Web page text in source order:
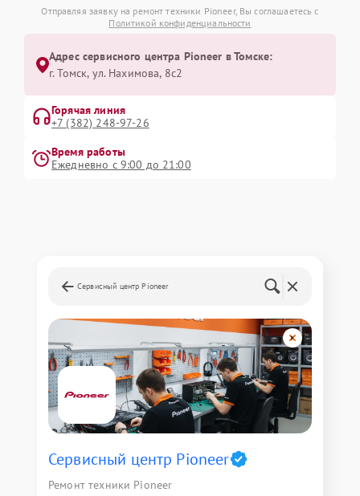
Отправляя заявку на ремонт техники Pioneer, Вы соглашаетесь с
Политикой конфиденциальности
Адрес сервисного центра Pioneer в Томске:
г. Томск, ул. Нахимова, 8с2
Горячая линия
+7 (382) 248-97-26
Время работы
Ежедневно с 9:00 до 21:00
Сервисный центр Pioneer
Сервисный центр Pioneer
Ремонт техники Pioneer